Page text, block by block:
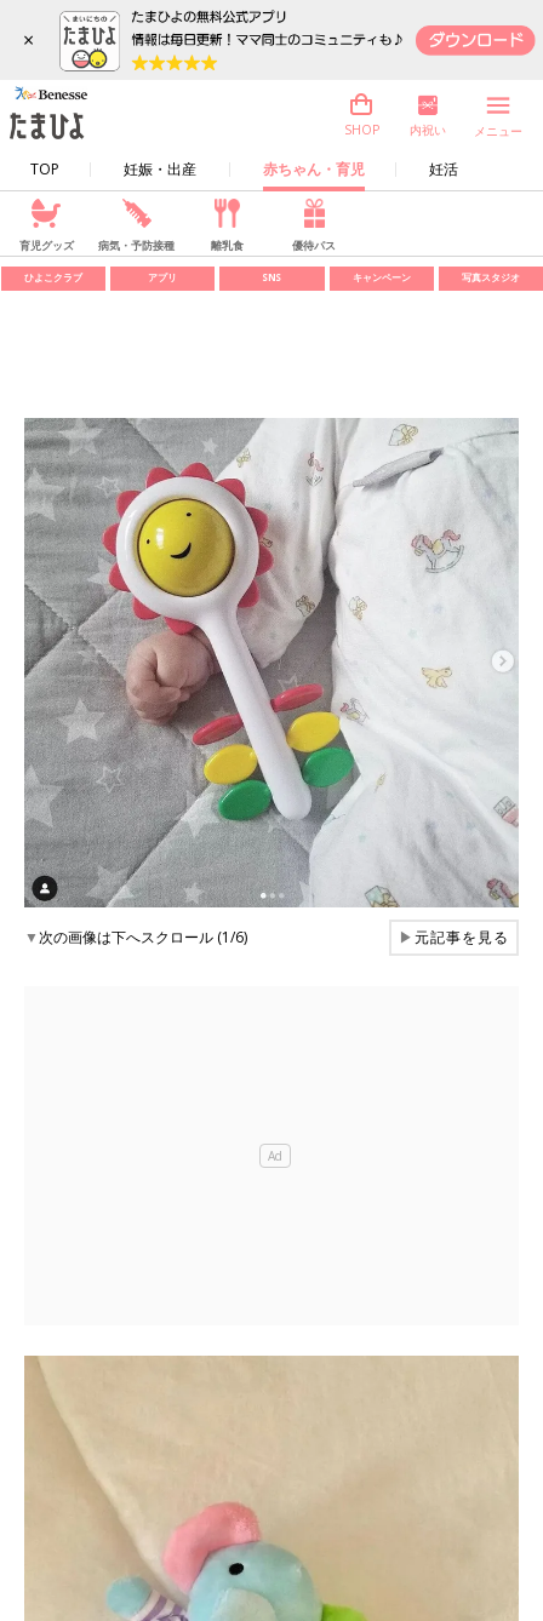
×
TOP 妊娠・出産 赤ちゃん・育児 妊活
SHOP 内祝い メニュー
育児グッズ 病気・予防接種 離乳食 優待パス
ひよこクラブ アプリ SNS キャンペーン 写真スタジオ
▼次の画像は下へスクロール (1/6) ▶元記事を見る